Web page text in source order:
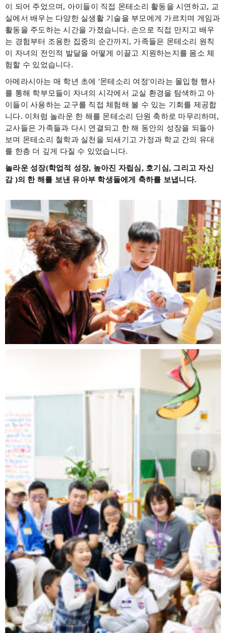
이 되어 주었으며, 아이들이 직접 몬테소리 활동을 시연하고, 교
실에서 배우는 다양한 실생활 기술을 부모에게 가르치며 게임과
활동을 주도하는 시간을 가졌습니다. 손으로 직접 만지고 배우
는 경험부터 조용한 집중의 순간까지, 가족들은 몬테소리 원칙
이 자녀의 전인적 발달을 어떻게 이끌고 지원하는지를 몸소 체
험할 수 있었습니다.
아메라시아는 매 학년 초에 ‘몬테소리 여정’이라는 몰입형 행사
를 통해 학부모들이 자녀의 시각에서 교실 환경을 탐색하고 아
이들이 사용하는 교구를 직접 체험해 볼 수 있는 기회를 제공합
니다. 이처럼 놀라운 한 해를 몬테소리 단원 축하로 마무리하며,
교사들은 가족들과 다시 연결되고 한 해 동안의 성장을 되돌아
보며 몬테소리 철학과 실천을 되새기고 가정과 학교 간의 유대
를 한층 더 깊게 다질 수 있었습니다.
놀라운 성장(학업적 성장, 높아진 자립심, 호기심, 그리고 자신
감 )의 한 해를 보낸 유아부 학생들에게 축하를 보냅니다.